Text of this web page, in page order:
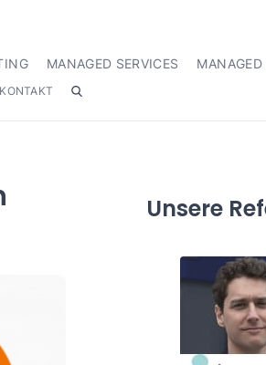
MANAGED SERVICES MANAGED
KONTAKT
Unsere